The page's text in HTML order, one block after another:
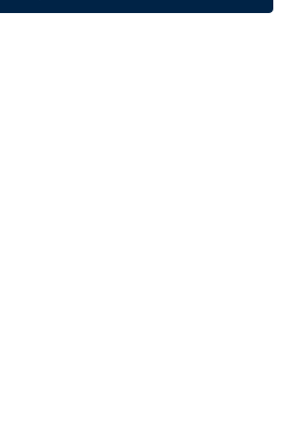
。その夢がかなうのが、日本ハ